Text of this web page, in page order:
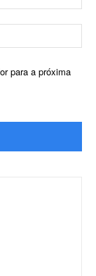
para a próxima